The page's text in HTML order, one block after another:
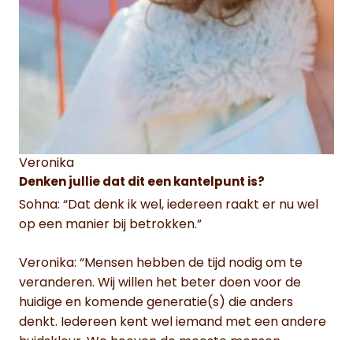
Veronika
Denken jullie dat dit een kantelpunt is?
Sohna: “Dat denk ik wel, iedereen raakt er nu wel
op een manier bij betrokken.”
Veronika: “Mensen hebben de tijd nodig om te
veranderen. Wij willen het beter doen voor de
huidige en komende generatie(s) die anders
denkt. Iedereen kent wel iemand met een andere